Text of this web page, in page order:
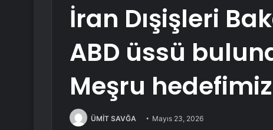
İran Dışişleri
ABD üssü
Meşru hedefimiz
ÜMİT SAVĞA Mayıs 23, 2026